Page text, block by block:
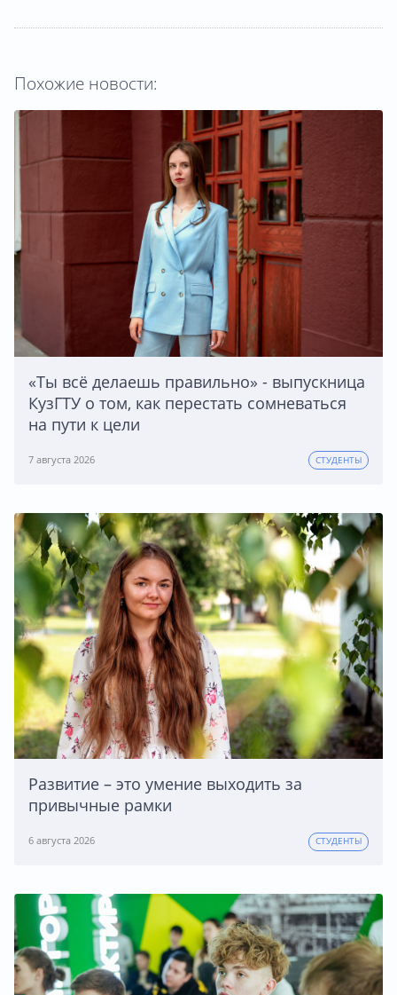
Похожие новости:
«Ты всё делаешь правильно» - выпускница
КузГТУ о том, как перестать сомневаться
на пути к цели
7 августа 2026 СТУДЕНТЫ
Развитие – это умение выходить за
привычные рамки
6 августа 2026 СТУДЕНТЫ